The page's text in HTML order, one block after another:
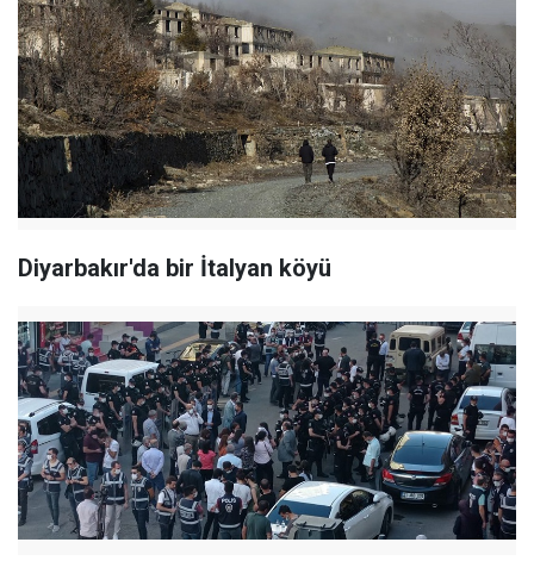
Diyarbakır'da bir İtalyan köyü